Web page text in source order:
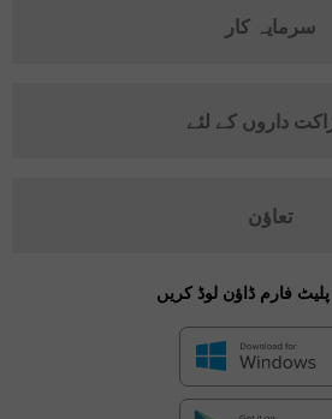
سرمایہ کار
داروں کے لئے
تعاؤن
فارم ڈاؤن لوڈ کریں